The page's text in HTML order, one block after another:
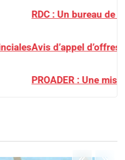
l’AUDA-NEPAD ouvre à
: Le FPI désire
gouvernementale